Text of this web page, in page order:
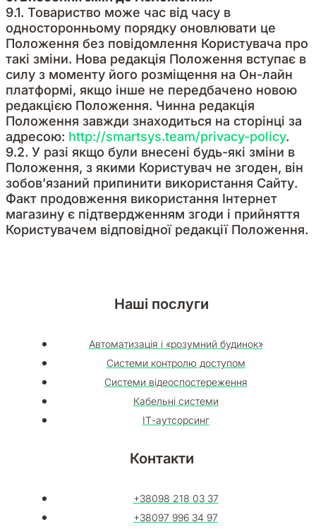
9.1. Товариство може час від часу в
односторонньому порядку оновлювати це
Положення без повідомлення Користувача про
такі зміни. Нова редакція Положення вступає в
силу з моменту його розміщення на Он-лайн
платформі, якщо інше не передбачено новою
редакцією Положення. Чинна редакція
Положення завжди знаходиться на сторінці за
адресою: http://smartsys.team/privacy-policy.
9.2. У разі якщо були внесені будь-які зміни в
Положення, з якими Користувач не згоден, він
зобов’язаний припинити використання Сайту.
Факт продовження використання Інтернет
магазину є підтвердженням згоди і прийняття
Користувачем відповідної редакції Положення.
Наші послуги
Автоматизація і «розумний будинок»
Системи контролю доступом
Системи відеоспостереження
Кабельні системи
ІТ-аутсорсинг
Контакти
+38098 218 03 37​
+38097 996 34 97